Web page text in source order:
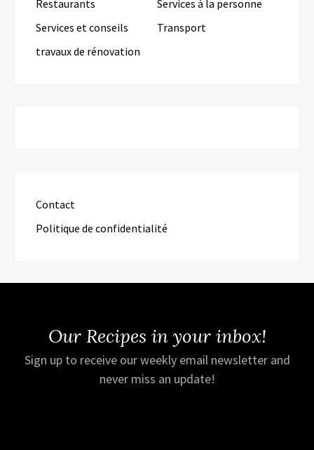
Restaurants
Services à la personne
Services et conseils
Transport
travaux de rénovation
Contact
Politique de confidentialité
Our Recipes in your inbox!
Sign up to receive our weekly email newsletter and
never miss an update!